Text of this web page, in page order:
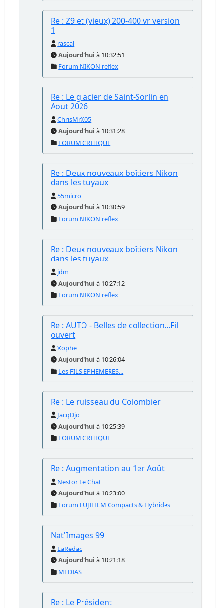
Re : Z9 et (vieux) 200-400 vr version
1
rascal
Aujourd'hui à 10:32:51
Forum NIKON reflex
Re : Le glacier de Saint-Sorlin en
Aout 2026
ChrisMrX05
Aujourd'hui à 10:31:28
FORUM CRITIQUE
Re : Deux nouveaux boîtiers Nikon
dans les tuyaux
55micro
Aujourd'hui à 10:30:59
Forum NIKON reflex
Re : Deux nouveaux boîtiers Nikon
dans les tuyaux
jdm
Aujourd'hui à 10:27:12
Forum NIKON reflex
Re : AUTO - Belles de collection...Fil
ouvert
Xophe
Aujourd'hui à 10:26:04
Les FILS EPHEMERES...
Re : Le ruisseau du Colombier
JacqDjo
Aujourd'hui à 10:25:39
FORUM CRITIQUE
Re : Augmentation au 1er Août
Nestor Le Chat
Aujourd'hui à 10:23:00
Forum FUJIFILM Compacts & Hybrides
Nat'Images 99
LaRedac
Aujourd'hui à 10:21:18
MEDIAS
Re : Le Président